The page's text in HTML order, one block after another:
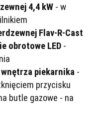
4,4 kW - w
Flav-R-Cast
obrotowe LED -
piekarnika -
przycisku
butle gazowe - na